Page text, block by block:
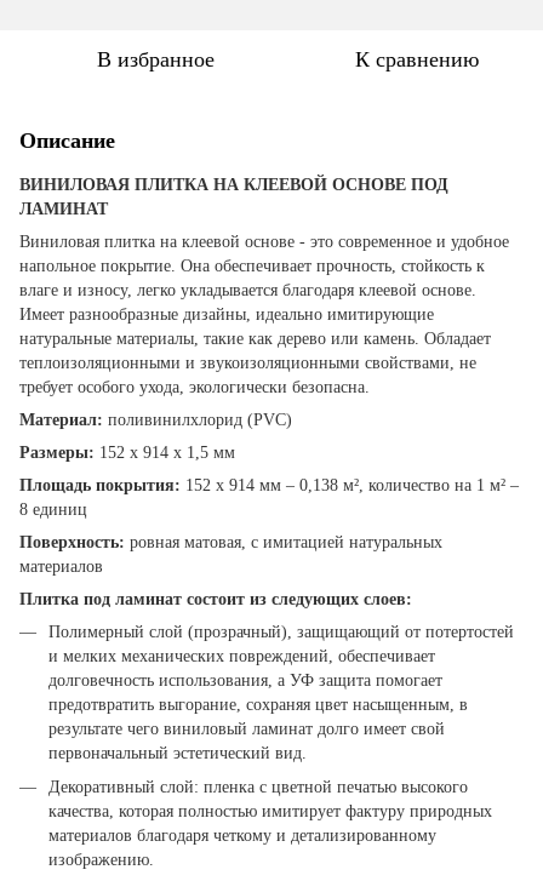
В избранное К сравнению
Описание
ВИНИЛОВАЯ ПЛИТКА НА КЛЕЕВОЙ ОСНОВЕ ПОД
ЛАМИНАТ
Виниловая плитка на клеевой основе - это современное и удобное
напольное покрытие. Она обеспечивает прочность, стойкость к
влаге и износу, легко укладывается благодаря клеевой основе.
Имеет разнообразные дизайны, идеально имитирующие
натуральные материалы, такие как дерево или камень. Обладает
теплоизоляционными и звукоизоляционными свойствами, не
требует особого ухода, экологически безопасна.
Материал: поливинилхлорид (PVC)
Размеры: 152 х 914 х 1,5 мм
Площадь покрытия: 152 х 914 мм – 0,138 м², количество на 1 м² –
8 единиц
Поверхность: ровная матовая, с имитацией натуральных
материалов
Плитка под ламинат состоит из следующих слоев:
Полимерный слой (прозрачный), защищающий от потертостей
и мелких механических повреждений, обеспечивает
долговечность использования, а УФ защита помогает
предотвратить выгорание, сохраняя цвет насыщенным, в
результате чего виниловый ламинат долго имеет свой
первоначальный эстетический вид.
Декоративный слой: пленка с цветной печатью высокого
качества, которая полностью имитирует фактуру природных
материалов благодаря четкому и детализированному
изображению.